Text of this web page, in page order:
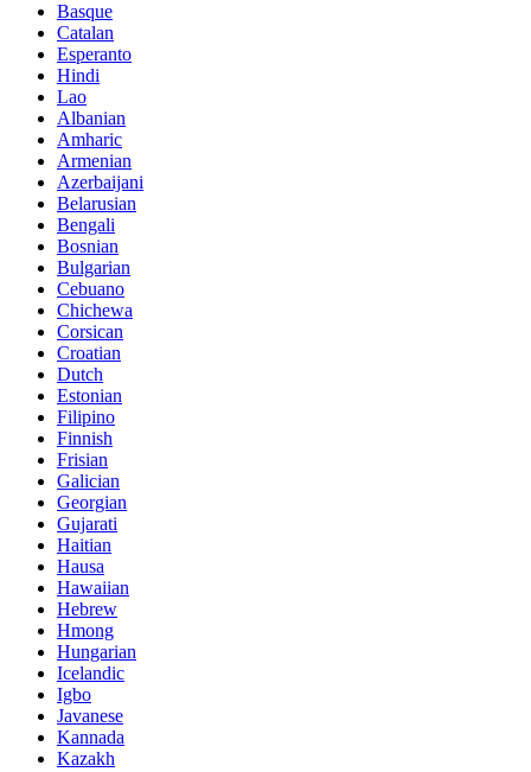
Basque
Catalan
Esperanto
Hindi
Lao
Albanian
Amharic
Armenian
Azerbaijani
Belarusian
Bengali
Bosnian
Bulgarian
Cebuano
Chichewa
Corsican
Croatian
Dutch
Estonian
Filipino
Finnish
Frisian
Galician
Georgian
Gujarati
Haitian
Hausa
Hawaiian
Hebrew
Hmong
Hungarian
Icelandic
Igbo
Javanese
Kannada
Kazakh